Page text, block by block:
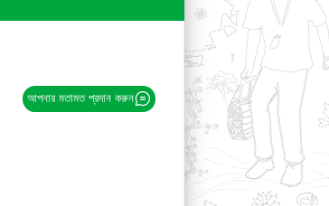
আপনার মতামত প্রদান করুন